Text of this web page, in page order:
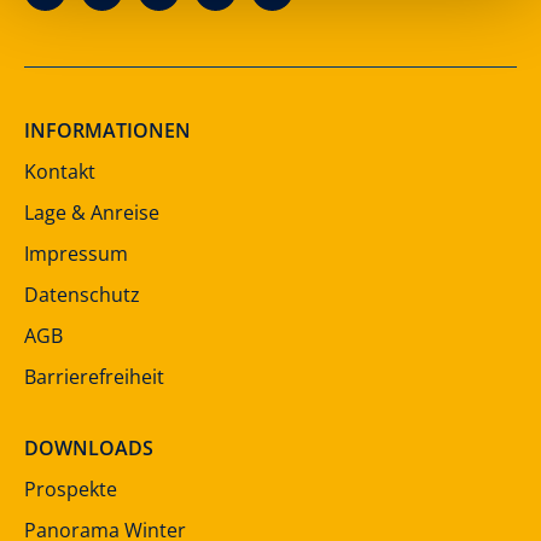
INFORMATIONEN
Kontakt
Lage & Anreise
Impressum
Datenschutz
AGB
Barrierefreiheit
DOWNLOADS
Prospekte
Panorama Winter